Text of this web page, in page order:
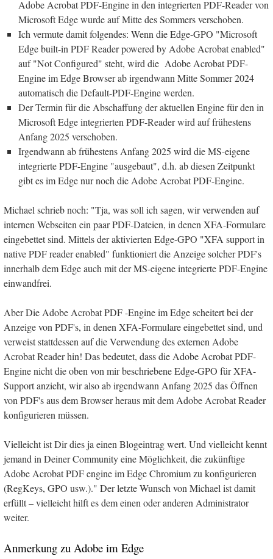
Adobe Acrobat PDF-Engine in den integrierten PDF-Reader von
Microsoft Edge wurde auf Mitte des Sommers verschoben.
Ich vermute damit folgendes: Wenn die Edge-GPO "Microsoft
Edge built-in PDF Reader powered by Adobe Acrobat enabled"
auf "Not Configured" steht, wird die Adobe Acrobat PDF-
Engine im Edge Browser ab irgendwann Mitte Sommer 2024
automatisch die Default-PDF-Engine werden.
Der Termin für die Abschaffung der aktuellen Engine für den in
Microsoft Edge integrierten PDF-Reader wird auf frühestens
Anfang 2025 verschoben.
Irgendwann ab frühestens Anfang 2025 wird die MS-eigene
integrierte PDF-Engine "ausgebaut", d.h. ab diesen Zeitpunkt
gibt es im Edge nur noch die Adobe Acrobat PDF-Engine.
Michael schrieb noch: "Tja, was soll ich sagen, wir verwenden auf
internen Webseiten ein paar PDF-Dateien, in denen XFA-Formulare
eingebettet sind. Mittels der aktivierten Edge-GPO "XFA support in
native PDF reader enabled" funktioniert die Anzeige solcher PDF's
innerhalb dem Edge auch mit der MS-eigene integrierte PDF-Engine
einwandfrei.
Aber Die Adobe Acrobat PDF -Engine im Edge scheitert bei der
Anzeige von PDF's, in denen XFA-Formulare eingebettet sind, und
verweist stattdessen auf die Verwendung des externen Adobe
Acrobat Reader hin! Das bedeutet, dass die Adobe Acrobat PDF-
Engine nicht die oben von mir beschriebene Edge-GPO für XFA-
Support anzieht, wir also ab irgendwann Anfang 2025 das Öffnen
von PDF's aus dem Browser heraus mit dem Adobe Acrobat Reader
konfigurieren müssen.
Vielleicht ist Dir dies ja einen Blogeintrag wert. Und vielleicht kennt
jemand in Deiner Community eine Möglichkeit, die zukünftige
Adobe Acrobat PDF engine im Edge Chromium zu konfigurieren
(RegKeys, GPO usw.)." Der letzte Wunsch von Michael ist damit
erfüllt – vielleicht hilft es dem einen oder anderen Administrator
weiter.
Anmerkung zu Adobe im Edge